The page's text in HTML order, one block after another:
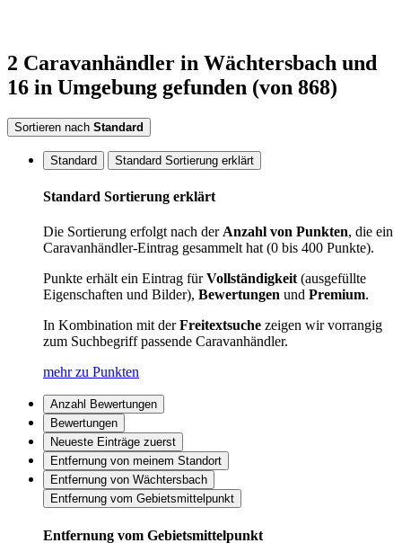
2 Caravanhändler in Wächtersbach und
16 in Umgebung gefunden (von 868)
Sortieren nach Standard
Standard Standard Sortierung erklärt
Standard Sortierung erklärt
Die Sortierung erfolgt nach der Anzahl von Punkten, die ein
Caravanhändler-Eintrag gesammelt hat (0 bis 400 Punkte).
Punkte erhält ein Eintrag fürVollständigkeit (ausgefüllte
Eigenschaften und Bilder), Bewertungen und Premium.
In Kombination mit derFreitextsuche zeigen wir vorrangig
zum Suchbegriff passende Caravanhändler.
mehr zu Punkten
Anzahl Bewertungen
Bewertungen
Neueste Einträge zuerst
Entfernung von meinem Standort
Entfernung von Wächtersbach
Entfernung vom Gebietsmittelpunkt
Entfernung vom Gebietsmittelpunkt